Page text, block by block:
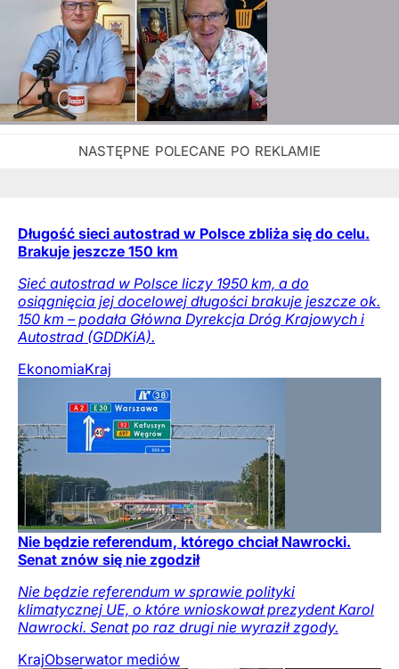
Długość sieci autostrad w Polsce zbliża się do celu.
Brakuje jeszcze 150 km
Sieć autostrad w Polsce liczy 1950 km, a do
osiągnięcia jej docelowej długości brakuje jeszcze ok.
150 km – podała Główna Dyrekcja Dróg Krajowych i
Autostrad (GDDKiA).
EkonomiaKraj
Nie będzie referendum, którego chciał Nawrocki.
Senat znów się nie zgodził
Nie będzie referendum w sprawie polityki
klimatycznej UE, o które wnioskował prezydent Karol
Nawrocki. Senat po raz drugi nie wyraził zgody.
KrajObserwator mediów